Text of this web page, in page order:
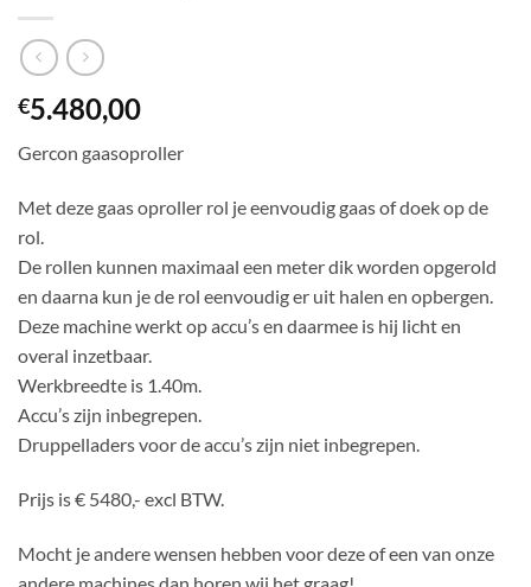
€5.480,00
Gercon gaasoproller
Met deze gaas oproller rol je eenvoudig gaas of doek op de
rol.
De rollen kunnen maximaal een meter dik worden opgerold
en daarna kun je de rol eenvoudig er uit halen en opbergen.
Deze machine werkt op accu’s en daarmee is hij licht en
overal inzetbaar.
Werkbreedte is 1.40m.
Accu’s zijn inbegrepen.
Druppelladers voor de accu’s zijn niet inbegrepen.
Prijs is € 5480,- excl BTW.
Mocht je andere wensen hebben voor deze of een van onze